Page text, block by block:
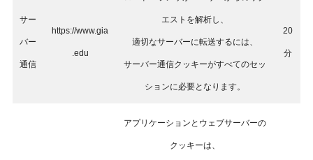
サー
バー
通信
https://www.gia
.edu
エストを解析し、
適切なサーバーに転送するには、
サーバー通信クッキーがすべてのセッ
ションに必要となります。
20
分
アプリケーションとウェブサーバーの
クッキーは、